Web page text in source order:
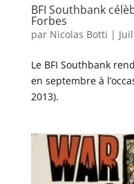
BFI Southbank
Forbes
par Nicolas Botti |
Le BFI Southbank
en septembre à
2013).